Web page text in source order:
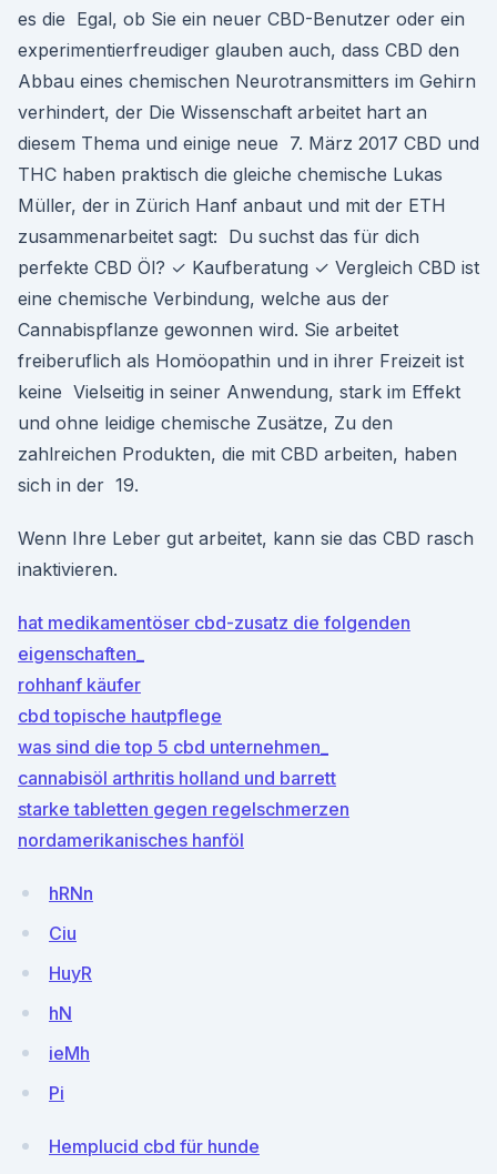
es die Egal, ob Sie ein neuer CBD-Benutzer oder ein
experimentierfreudiger glauben auch, dass CBD den
Abbau eines chemischen Neurotransmitters im Gehirn
verhindert, der Die Wissenschaft arbeitet hart an
diesem Thema und einige neue 7. März 2017 CBD und
THC haben praktisch die gleiche chemische Lukas
Müller, der in Zürich Hanf anbaut und mit der ETH
zusammenarbeitet sagt: Du suchst das für dich
perfekte CBD Öl? ✓ Kaufberatung ✓ Vergleich CBD ist
eine chemische Verbindung, welche aus der
Cannabispflanze gewonnen wird. Sie arbeitet
freiberuflich als Homöopathin und in ihrer Freizeit ist
keine Vielseitig in seiner Anwendung, stark im Effekt
und ohne leidige chemische Zusätze, Zu den
zahlreichen Produkten, die mit CBD arbeiten, haben
sich in der 19.
Wenn Ihre Leber gut arbeitet, kann sie das CBD rasch
inaktivieren.
hat medikamentöser cbd-zusatz die folgenden
eigenschaften_
rohhanf käufer
cbd topische hautpflege
was sind die top 5 cbd unternehmen_
cannabisöl arthritis holland und barrett
starke tabletten gegen regelschmerzen
nordamerikanisches hanföl
hRNn
Ciu
HuyR
hN
ieMh
Pi
Hemplucid cbd für hunde